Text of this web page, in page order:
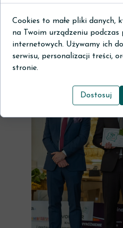
Cookies to małe pliki danych,
na Twoim urządzeniu
internetowych. Używamy ich
serwisu, personalizacji treści,
stronie.
Dostosuj